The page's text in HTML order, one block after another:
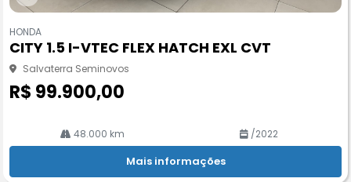
Co
pa
rtil
he
HONDA
CITY 1.5 I-VTEC FLEX HATCH EXL CVT
Salvaterra Seminovos
R$ 99.900,00
48.000 km /2022
Mais informações